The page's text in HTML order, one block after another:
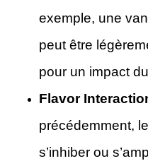
exemple, une
peut être
pour un impact
Flavor
précédemment,
s’inhiber ou